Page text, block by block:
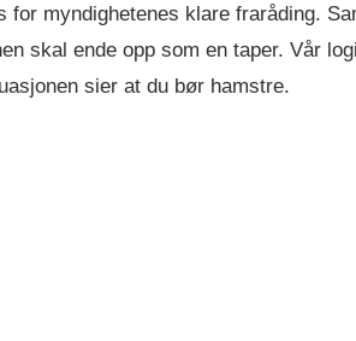
myndighetenes klare fraråding.
skal ende opp som en taper. Vår
sier at du bør hamstre.